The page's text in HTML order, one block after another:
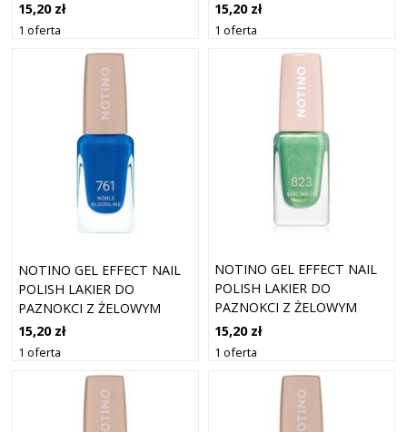
EFEKTEM 699 SO WHAT? 10
ML
15,20 zł
1 oferta
EFEKTEM 862 PLOT TWIST
10 ML
15,20 zł
1 oferta
NOTINO GEL EFFECT NAIL
POLISH LAKIER DO
PAZNOKCI Z ŻELOWYM
EFEKTEM 761 NOBLE
BLOODLINE 10 ML
15,20 zł
1 oferta
NOTINO GEL EFFECT NAIL
POLISH LAKIER DO
PAZNOKCI Z ŻELOWYM
EFEKTEM 823 GIRL MATH
10 ML
15,20 zł
1 oferta